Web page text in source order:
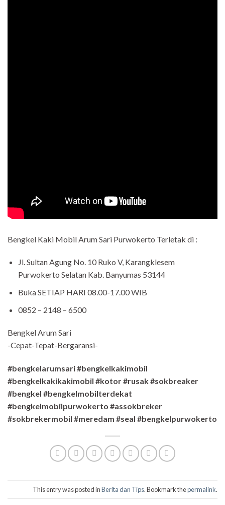
Bengkel Kaki Mobil Arum Sari Purwokerto Terletak di :
Jl. Sultan Agung No. 10 Ruko V, Karangklesem
Purwokerto Selatan Kab. Banyumas 53144
Buka SETIAP HARI 08.00-17.00 WIB
0852 – 2148 – 6500
Bengkel Arum Sari
-Cepat-Tepat-Bergaransi-
#bengkelarumsari #bengkelkakimobil
#bengkelkakikakimobil #kotor #rusak #sokbreaker
#bengkel #bengkelmobilterdekat
#bengkelmobilpurwokerto #assokbreker
#sokbrekermobil #meredam #seal #bengkelpurwokerto
This entry was posted inBerita dan Tips. Bookmark thepermalink.